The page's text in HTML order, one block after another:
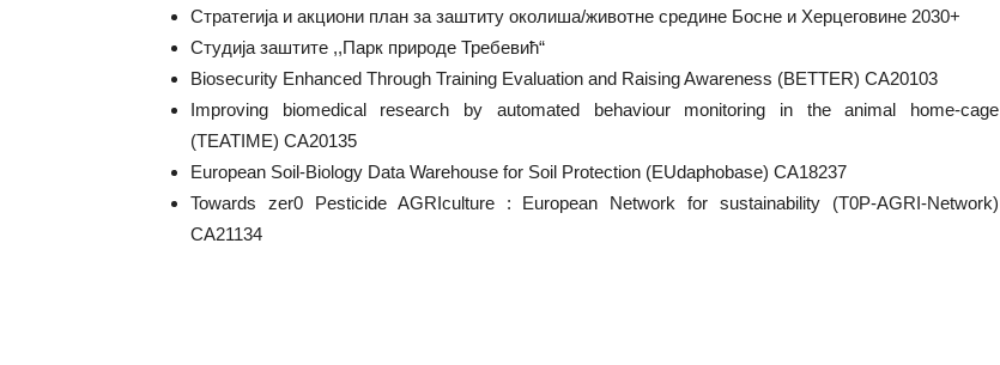
Стратегија и акциони план за заштиту околиша/животне средине Босне и Херцеговине 2030+
Студија заштите ,,Парк природе Требевић“
Biosecurity Enhanced Through Training Evaluation and Raising Awareness (BETTER) CA20103
Improving biomedical research by automated behaviour monitoring in the animal home-cage
(TEATIME) CA20135
European Soil-Biology Data Warehouse for Soil Protection (EUdaphobase) CA18237
Towards zer0 Pesticide AGRIculture : European Network for sustainability (T0P-AGRI-Network)
CA21134